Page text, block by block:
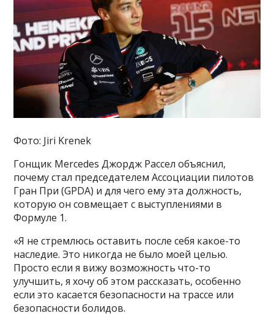
Фото: Jiri Krenek
Гонщик Mercedes Джордж Рассел объяснил,
почему стал председателем Ассоциации пилотов
Гран При (GPDA) и для чего ему эта должность,
которую он совмещает с выступлениями в
Формуле 1.
«Я не стремлюсь оставить после себя какое-то
наследие. Это никогда не было моей целью.
Просто если я вижу возможность что-то
улучшить, я хочу об этом рассказать, особенно
если это касается безопасности на трассе или
безопасности болидов.